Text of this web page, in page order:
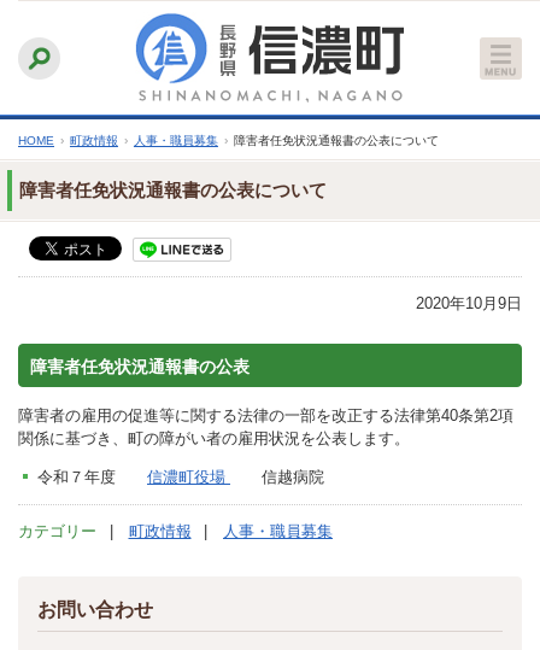
文
へ
ふりがなをつける
文字サイズ
縮小 標準 拡大
HOME › 町政情報 › 人事・職員募集 › 障害者任免状況通報書の公表について
障害者任免状況通報書の公表について
2020年10月9日
障害者任免状況通報書の公表
障害者の雇用の促進等に関する法律の一部を改正する法律第40条第2項
関係に基づき、町の障がい者の雇用状況を公表します。
令和７年度 信濃町役場 信越病院
カテゴリー 町政情報 人事・職員募集
お問い合わせ